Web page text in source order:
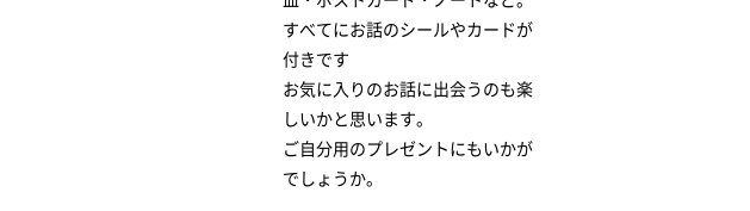
すべてにお話のシールやカードが
付きです
お気に入りのお話に出会うのも楽
しいかと思います。
ご自分用のプレゼントにもいかが
でしょうか。